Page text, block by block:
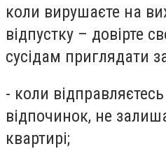
коли вирушаєте на
відпустку – довірте
сусідам приглядати
- коли
відпочинок, не
квартирі;